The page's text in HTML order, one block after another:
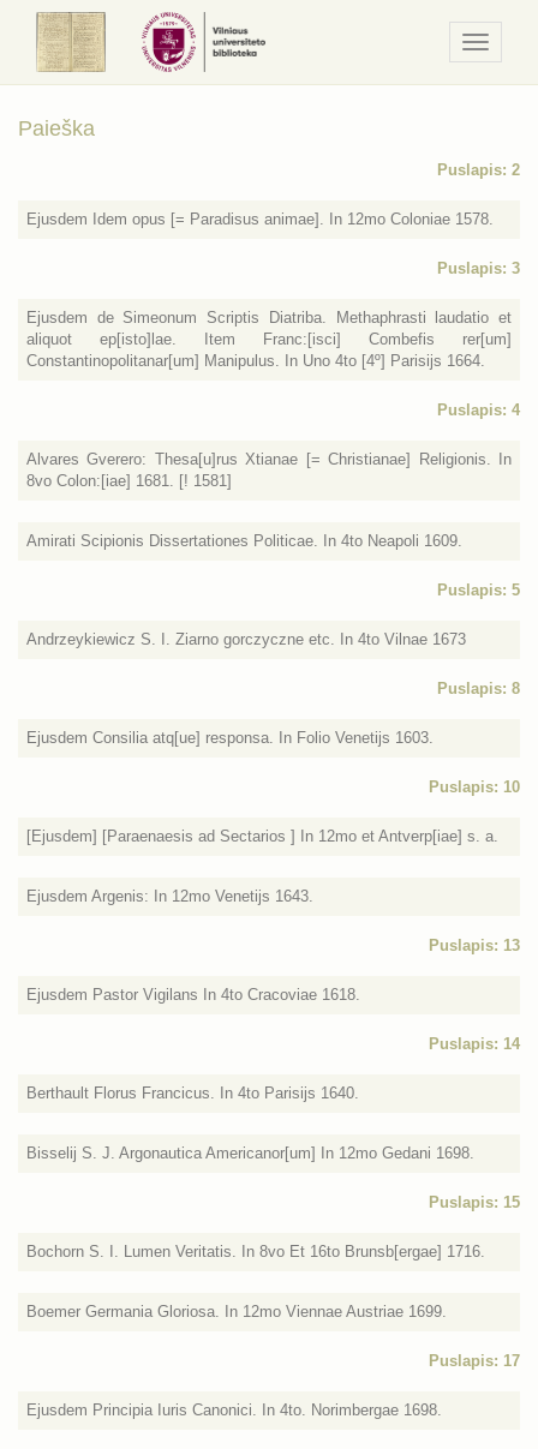
/
Meniu
Paieška
Puslapis: 2
Ejusdem Idem opus [= Paradisus animae]. In 12mo Coloniae 1578.
Puslapis: 3
Ejusdem de Simeonum Scriptis Diatriba. Methaphrasti laudatio et
aliquot ep[isto]lae. Item Franc:[isci] Combefis rer[um]
Constantinopolitanar[um] Manipulus. In Uno 4to [4º] Parisijs 1664.
Puslapis: 4
Alvares Gverero: Thesa[u]rus Xtianae [= Christianae] Religionis. In
8vo Colon:[iae] 1681. [! 1581]
Amirati Scipionis Dissertationes Politicae. In 4to Neapoli 1609.
Puslapis: 5
Andrzeykiewicz S. I. Ziarno gorczyczne etc. In 4to Vilnae 1673
Puslapis: 8
Ejusdem Consilia atq[ue] responsa. In Folio Venetijs 1603.
Puslapis: 10
[Ejusdem] [Paraenaesis ad Sectarios ] In 12mo et Antverp[iae] s. a.
Ejusdem Argenis: In 12mo Venetijs 1643.
Puslapis: 13
Ejusdem Pastor Vigilans In 4to Cracoviae 1618.
Puslapis: 14
Berthault Florus Francicus. In 4to Parisijs 1640.
Bisselij S. J. Argonautica Americanor[um] In 12mo Gedani 1698.
Puslapis: 15
Bochorn S. I. Lumen Veritatis. In 8vo Et 16to Brunsb[ergae] 1716.
Boemer Germania Gloriosa. In 12mo Viennae Austriae 1699.
Puslapis: 17
Ejusdem Principia Iuris Canonici. In 4to. Norimbergae 1698.